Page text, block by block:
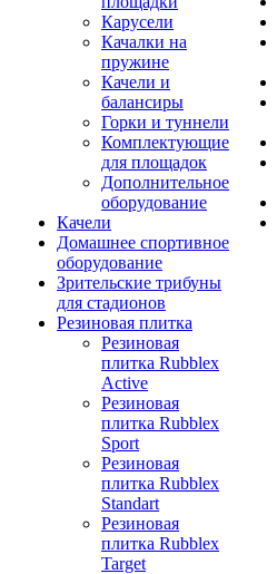
Карусели
Качалки на
пружине
Качели и
балансиры
Горки и туннели
Комплектующие
для площадок
Дополнительное
оборудование
Качели
Домашнее спортивное
оборудование
Зрительские трибуны
для стадионов
Резиновая плитка
Резиновая
плитка Rubblex
Active
Резиновая
плитка Rubblex
Sport
Резиновая
плитка Rubblex
Standart
Резиновая
плитка Rubblex
Target